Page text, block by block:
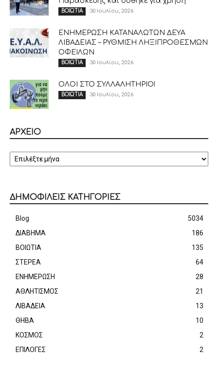
ΒΟΙΩΤΙΑ 30 Ιουλίου, 2026
ΕΝΗΜΕΡΩΣΗ ΚΑΤΑΝΑΛΩΤΩΝ ΔΕΥΑ
ΛΙΒΑΔΕΙΑΣ – ΡΥΘΜΙΣΗ ΛΗΞΙΠΡΟΘΕΣΜΩΝ
ΟΦΕΙΛΩΝ
ΒΟΙΩΤΙΑ 30 Ιουλίου, 2026
ΟΛΟΙ ΣΤΟ ΣΥΛΛΑΛΗΤΗΡΙΟ!
ΒΟΙΩΤΙΑ 30 Ιουλίου, 2026
ΑΡΧΕΙΟ
ΔΗΜΟΦΙΛΕΙΣ ΚΑΤΗΓΟΡΙΕΣ
Blog
5034
ΔΙΑΒΗΜΑ
186
ΒΟΙΩΤΙΑ
135
ΣΤΕΡΕΑ
64
ΕΝΗΜΕΡΩΣΗ
28
ΑΘΛΗΤΙΣΜΟΣ
21
ΛΙΒΑΔΕΙΑ
13
ΘΗΒΑ
10
ΚΟΣΜΟΣ
2
ΕΠΙΛΟΓΕΣ
2